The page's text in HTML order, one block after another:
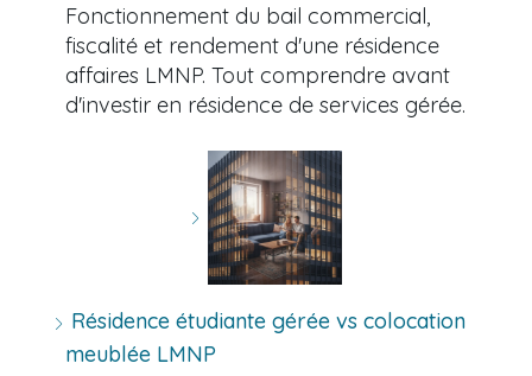
Fonctionnement du bail commercial,
fiscalité et rendement d'une résidence
affaires LMNP. Tout comprendre avant
d'investir en résidence de services gérée.
Résidence étudiante gérée vs colocation
meublée LMNP